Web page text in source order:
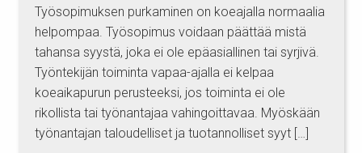
Työsopimuksen purkaminen on koeajalla normaalia
helpompaa. Työsopimus voidaan päättää mistä
tahansa syystä, joka ei ole epäasiallinen tai syrjivä.
Työntekijän toiminta vapaa-ajalla ei kelpaa
koeaikapurun perusteeksi, jos toiminta ei ole
rikollista tai työnantajaa vahingoittavaa. Myöskään
työnantajan taloudelliset ja tuotannolliset syyt […]